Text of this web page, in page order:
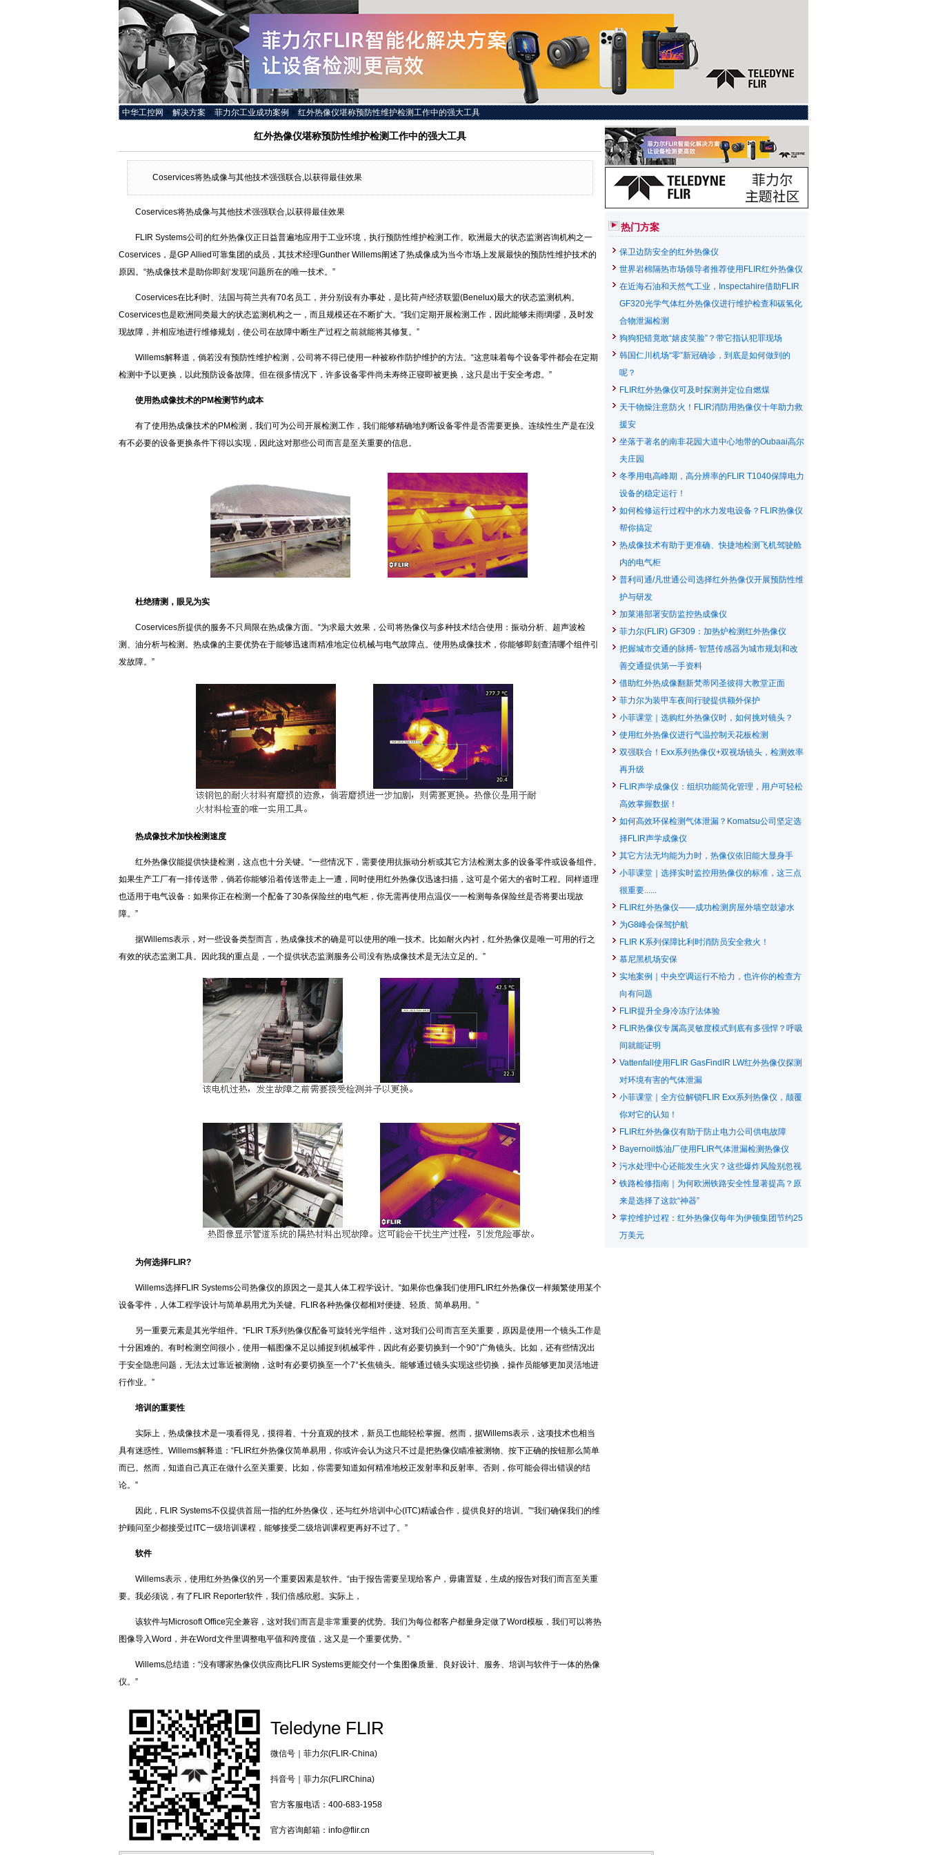
中华工控网 > 解决方案 > 菲力尔工业成功案例 > 红外热像仪堪称预防性维护检测工作中的强大工具
红外热像仪堪称预防性维护检测工作中的强大工具
Coservices将热成像与其他技术强强联合,以获得最佳效果
Coservices将热成像与其他技术强强联合,以获得最佳效果
FLIR Systems公司的红外热像仪正日益普遍地应用于工业环境，执行预防性维护检测工作。欧洲最大的状态监测咨询机构之一
Coservices，是GP Allied可靠集团的成员，其技术经理Gunther Willems阐述了热成像成为当今市场上发展最快的预防性维护技术的
原因。“热成像技术是助你即刻‘发现’问题所在的唯一技术。”
Coservices在比利时、法国与荷兰共有70名员工，并分别设有办事处，是比荷卢经济联盟(Benelux)最大的状态监测机构。
Coservices也是欧洲同类最大的状态监测机构之一，而且规模还在不断扩大。“我们定期开展检测工作，因此能够未雨绸缪，及时发
现故障，并相应地进行维修规划，使公司在故障中断生产过程之前就能将其修复。”
Willems解释道，倘若没有预防性维护检测，公司将不得已使用一种被称作防护维护的方法。“这意味着每个设备零件都会在定期
检测中予以更换，以此预防设备故障。但在很多情况下，许多设备零件尚未寿终正寝即被更换，这只是出于安全考虑。”
使用热成像技术的PM检测节约成本
有了使用热成像技术的PM检测，我们可为公司开展检测工作，我们能够精确地判断设备零件是否需要更换。连续性生产是在没
有不必要的设备更换条件下得以实现，因此这对那些公司而言是至关重要的信息。
杜绝猜测，眼见为实
Coservices所提供的服务不只局限在热成像方面。“为求最大效果，公司将热像仪与多种技术结合使用：振动分析、超声波检
测、油分析与检测。热成像的主要优势在于能够迅速而精准地定位机械与电气故障点。使用热成像技术，你能够即刻查清哪个组件引
发故障。”
热成像技术加快检测速度
红外热像仪能提供快捷检测，这点也十分关键。“一些情况下，需要使用抗振动分析或其它方法检测太多的设备零件或设备组件。
如果生产工厂有一排传送带，倘若你能够沿着传送带走上一遭，同时使用红外热像仪迅速扫描，这可是个偌大的省时工程。同样道理
也适用于电气设备：如果你正在检测一个配备了30条保险丝的电气柜，你无需再使用点温仪一一检测每条保险丝是否将要出现故
障。”
据Willems表示，对一些设备类型而言，热成像技术的确是可以使用的唯一技术。比如耐火内衬，红外热像仪是唯一可用的行之
有效的状态监测工具。因此我的重点是，一个提供状态监测服务公司没有热成像技术是无法立足的。”
为何选择FLIR?
Willems选择FLIR Systems公司热像仪的原因之一是其人体工程学设计。“如果你也像我们使用FLIR红外热像仪一样频繁使用某个
设备零件，人体工程学设计与简单易用尤为关键。FLIR各种热像仪都相对便捷、轻质、简单易用。”
另一重要元素是其光学组件。“FLIR T系列热像仪配备可旋转光学组件，这对我们公司而言至关重要，原因是使用一个镜头工作是
十分困难的。有时检测空间很小，使用一幅图像不足以捕捉到机械零件，因此有必要切换到一个90°广角镜头。比如，还有些情况出
于安全隐患问题，无法太过靠近被测物，这时有必要切换至一个7°长焦镜头。能够通过镜头实现这些切换，操作员能够更加灵活地进
行作业。”
培训的重要性
实际上，热成像技术是一项看得见，摸得着、十分直观的技术，新员工也能轻松掌握。然而，据Willems表示，这项技术也相当
具有迷惑性。Willems解释道：“FLIR红外热像仪简单易用，你或许会认为这只不过是把热像仪瞄准被测物、按下正确的按钮那么简单
而已。然而，知道自己真正在做什么至关重要。比如，你需要知道如何精准地校正发射率和反射率。否则，你可能会得出错误的结
论。”
因此，FLIR Systems不仅提供首屈一指的红外热像仪，还与红外培训中心(ITC)精诚合作，提供良好的培训。”“我们确保我们的维
护顾问至少都接受过ITC一级培训课程，能够接受二级培训课程更再好不过了。”
软件
Willems表示，使用红外热像仪的另一个重要因素是软件。“由于报告需要呈现给客户，毋庸置疑，生成的报告对我们而言至关重
要。我必须说，有了FLIR Reporter软件，我们倍感欣慰。实际上，
该软件与Microsoft Office完全兼容，这对我们而言是非常重要的优势。我们为每位都客户都量身定做了Word模板，我们可以将热
图像导入Word，并在Word文件里调整电平值和跨度值，这又是一个重要优势。”
Willems总结道：“没有哪家热像仪供应商比FLIR Systems更能交付一个集图像质量、良好设计、服务、培训与软件于一体的热像
仪。”
Teledyne FLIR
微信号｜菲力尔(FLIR-China)
抖音号｜菲力尔(FLIRChina)
官方客服电话：400-683-1958
官方咨询邮箱：info@flir.cn
热门方案
保卫边防安全的红外热像仪
世界岩棉隔热市场领导者推荐使用FLIR红外热像仪
在近海石油和天然气工业，Inspectahire借助FLIR
GF320光学气体红外热像仪进行维护检查和碳氢化
合物泄漏检测
狗狗犯错竟敢“嬉皮笑脸”？带它指认犯罪现场
韩国仁川机场“零”新冠确诊，到底是如何做到的
呢？
FLIR红外热像仪可及时探测并定位自燃煤
天干物燥注意防火！FLIR消防用热像仪十年助力救
援安
坐落于著名的南非花园大道中心地带的Oubaai高尔
夫庄园
冬季用电高峰期，高分辨率的FLIR T1040保障电力
设备的稳定运行！
如何检修运行过程中的水力发电设备？FLIR热像仪
帮你搞定
热成像技术有助于更准确、快捷地检测飞机驾驶舱
内的电气柜
普利司通/凡世通公司选择红外热像仪开展预防性维
护与研发
加莱港部署安防监控热成像仪
菲力尔(FLIR) GF309：加热炉检测红外热像仪
把握城市交通的脉搏- 智慧传感器为城市规划和改
善交通提供第一手资料
借助红外热成像翻新梵蒂冈圣彼得大教堂正面
菲力尔为装甲车夜间行驶提供额外保护
小菲课堂｜选购红外热像仪时，如何挑对镜头？
使用红外热像仪进行气温控制天花板检测
双强联合！Exx系列热像仪+双视场镜头，检测效率
再升级
FLIR声学成像仪：组织功能简化管理，用户可轻松
高效掌握数据！
如何高效环保检测气体泄漏？Komatsu公司坚定选
择FLIR声学成像仪
其它方法无均能为力时，热像仪依旧能大显身手
小菲课堂｜选择实时监控用热像仪的标准，这三点
很重要......
FLIR红外热像仪——成功检测房屋外墙空鼓渗水
为G8峰会保驾护航
FLIR K系列保障比利时消防员安全救火！
慕尼黑机场安保
实地案例｜中央空调运行不给力，也许你的检查方
向有问题
FLIR提升全身冷冻疗法体验
FLIR热像仪专属高灵敏度模式到底有多强悍？呼吸
间就能证明
Vattenfall使用FLIR GasFindIR LW红外热像仪探测
对环境有害的气体泄漏
小菲课堂｜全方位解锁FLIR Exx系列热像仪，颠覆
你对它的认知！
FLIR红外热像仪有助于防止电力公司供电故障
Bayernoil炼油厂使用FLIR气体泄漏检测热像仪
污水处理中心还能发生火灾？这些爆炸风险别忽视
铁路检修指南｜为何欧洲铁路安全性显著提高？原
来是选择了这款“神器”
掌控维护过程：红外热像仪每年为伊顿集团节约25
万美元